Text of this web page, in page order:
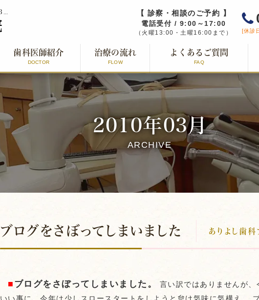
【 診察・相談のご予約 】
電話受付 / 9:00～17:00
（火曜13:00・土曜16:00まで） [休診
歯科医師紹介
DOCTOR
治療の流れ
FLOW
よくあるご質問
FAQ
2010年03月
ARCHIVE
ブログをさぼってしまいました ありよし歯科
■ ブログをさぼってしまいました。
言い訳ではありませんが
いい事に、今年は少しスロースタートをしようと怠け気味に気構え、